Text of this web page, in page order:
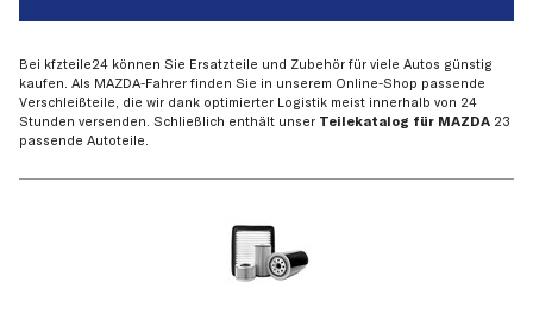
Bei kfzteile24 können Sie Ersatzteile und Zubehör für viele Autos günstig
kaufen. Als MAZDA-Fahrer finden Sie in unserem Online-Shop passende
Verschleißteile, die wir dank optimierter Logistik meist innerhalb von 24
Stunden versenden. Schließlich enthält unser Teilekatalog für MAZDA 23
passende Autoteile.